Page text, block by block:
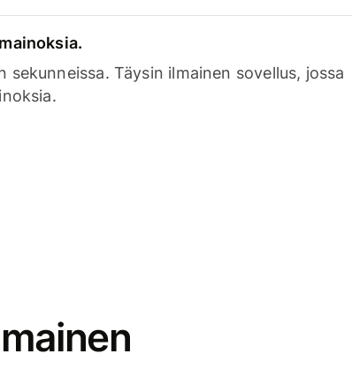
sekunneissa. Täysin ilmainen sovellus, jossa